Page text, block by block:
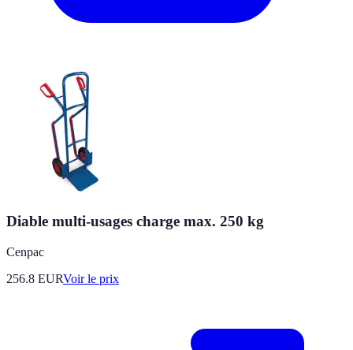
Diable multi-usages charge max. 250 kg
Cenpac
256.8 EURVoir le prix